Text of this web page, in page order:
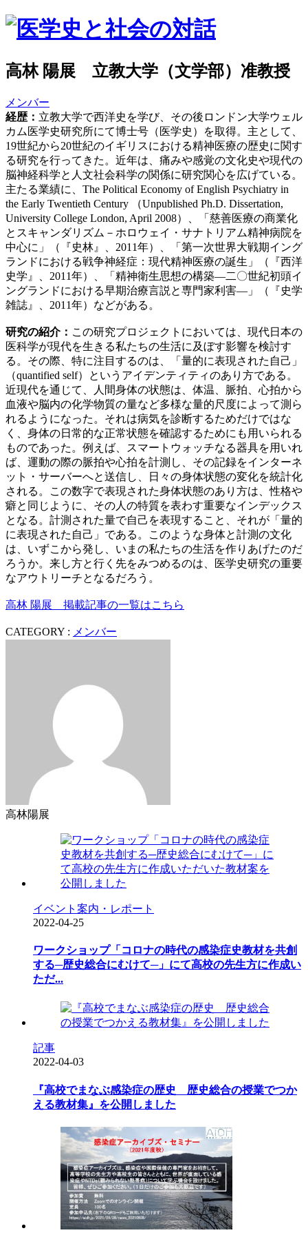
高林 陽展 立教大学（文学部）准教授
メンバー
経歴： 立教大学で西洋史を学び、その後ロンドン大学ウェル
カム医学史研究所にて博士号（医学史）を取得。主として、
19世紀から20世紀のイギリスにおける精神医療の歴史に関す
る研究を行ってきた。近年は、痛みや感覚の文化史や現代の
脳神経科学と人文社会科学の関係に研究関心を広げている。
主たる業績に、The Political Economy of English Psychiatry in
the Early Twentieth Century （Unpublished Ph.D. Dissertation,
University College London, April 2008）、「慈善医療の商業化
とスキャンダリズム－ホロウェイ・サナトリアム精神病院を
中心に」（『史林』、2011年）、「第一次世界大戦期イング
ランドにおける戦争神経症：現代精神医療の誕生」（『西洋
史学』、2011年）、「精神衛生思想の構築―二〇世紀初頭イ
ングランドにおける早期治療言説と専門家利害―」（『史学
雑誌』、2011年）などがある。
研究の紹介： この研究プロジェクトにおいては、現代日本の
医科学が現代を生きる私たちの生活に及ぼす影響を検討す
る。その際、特に注目するのは、「量的に表現された自己」
（quantified self）というアイデンティティのあり方である。
近現代を通じて、人間身体の状態は、体温、脈拍、心拍から
血液や脳内の化学物質の量など多様な量的尺度によって測ら
れるようになった。それは病気を診断するためだけではな
く、身体の日常的な正常状態を確認するためにも用いられる
ものであった。例えば、スマートウォッチなる器具を用いれ
ば、運動の際の脈拍や心拍を計測し、その記録をインターネ
ット・サーバーへと送信し、日々の身体状態の変化を統計化
される。この数字で表現された身体状態のあり方は、性格や
癖と同じように、その人の特質を表わす重要なインデックス
となる。計測された量で自己を表現すること、それが「量的
に表現された自己」である。このような身体と計測の文化
は、いずこから発し、いまの私たちの生活を作りあげたのだ
ろうか。来し方と行く先をみつめるのは、医学史研究の重要
なアウトリーチとなるだろう。
高林 陽展 掲載記事の一覧はこちら
CATEGORY : メンバー
高林陽展
イベント案内・レポート
2022-04-25
ワークショップ「コロナの時代の感染症史教材を共創
する─歴史総合にむけて─」にて高校の先生方に作成い
ただ...
記事
2022-04-03
『高校でまなぶ感染症の歴史 歴史総合の授業でつか
える教材集』を公開しました